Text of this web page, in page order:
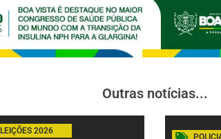
Outras notícias...
2026